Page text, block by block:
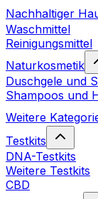
Nachhaltiger
Waschmittel
Reinigungsmittel
Naturkosmetik
Duschgele und
Shampoos und
Weitere
Testkits
DNA-Testkits
Weitere Testkits
CBD